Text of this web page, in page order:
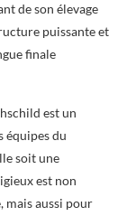
de son élevage
puissante et
finale
est un
équipes du
soit une
est non
mais aussi pour